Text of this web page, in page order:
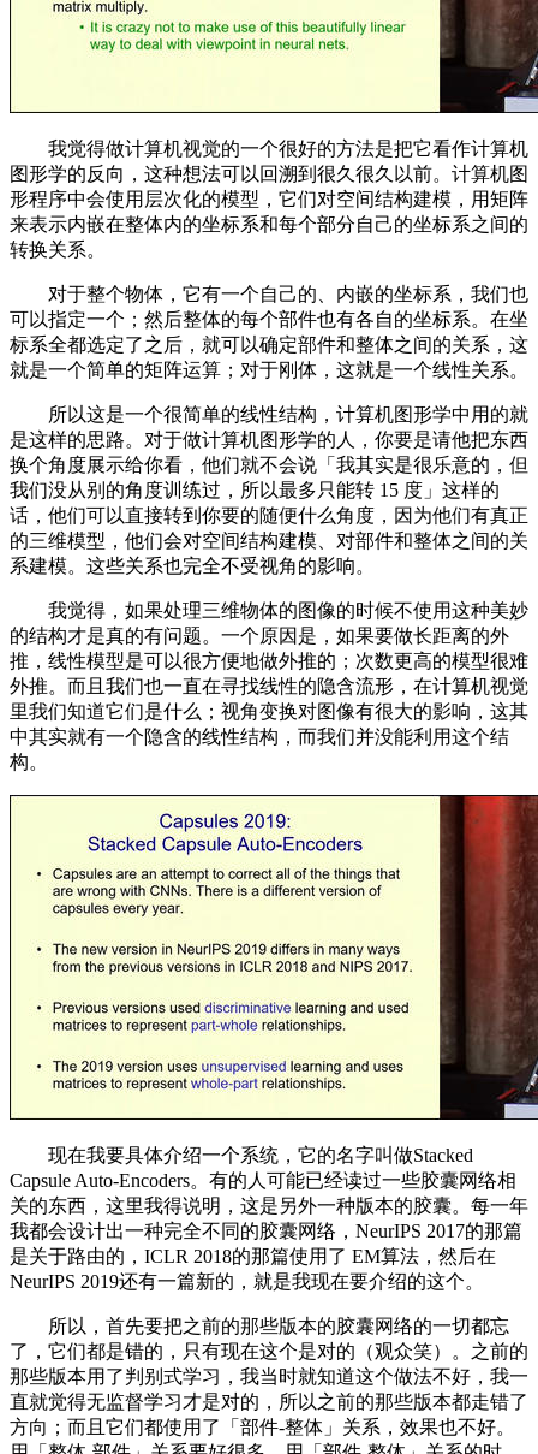
我觉得做计算机视觉的一个很好的方法是把它看作计算机
图形学的反向，这种想法可以回溯到很久很久以前。计算机图
形程序中会使用层次化的模型，它们对空间结构建模，用矩阵
来表示内嵌在整体内的坐标系和每个部分自己的坐标系之间的
转换关系。
对于整个物体，它有一个自己的、内嵌的坐标系，我们也
可以指定一个；然后整体的每个部件也有各自的坐标系。在坐
标系全都选定了之后，就可以确定部件和整体之间的关系，这
就是一个简单的矩阵运算；对于刚体，这就是一个线性关系。
所以这是一个很简单的线性结构，计算机图形学中用的就
是这样的思路。对于做计算机图形学的人，你要是请他把东西
换个角度展示给你看，他们就不会说「我其实是很乐意的，但
我们没从别的角度训练过，所以最多只能转 15 度」这样的
话，他们可以直接转到你要的随便什么角度，因为他们有真正
的三维模型，他们会对空间结构建模、对部件和整体之间的关
系建模。这些关系也完全不受视角的影响。
我觉得，如果处理三维物体的图像的时候不使用这种美妙
的结构才是真的有问题。一个原因是，如果要做长距离的外
推，线性模型是可以很方便地做外推的；次数更高的模型很难
外推。而且我们也一直在寻找线性的隐含流形，在计算机视觉
里我们知道它们是什么；视角变换对图像有很大的影响，这其
中其实就有一个隐含的线性结构，而我们并没能利用这个结
构。
现在我要具体介绍一个系统，它的名字叫做Stacked
Capsule Auto-Encoders。有的人可能已经读过一些胶囊网络相
关的东西，这里我得说明，这是另外一种版本的胶囊。每一年
我都会设计出一种完全不同的胶囊网络，NeurIPS 2017的那篇
是关于路由的，ICLR 2018的那篇使用了 EM算法，然后在
NeurIPS 2019还有一篇新的，就是我现在要介绍的这个。
所以，首先要把之前的那些版本的胶囊网络的一切都忘
了，它们都是错的，只有现在这个是对的（观众笑）。之前的
那些版本用了判别式学习，我当时就知道这个做法不好，我一
直就觉得无监督学习才是对的，所以之前的那些版本都走错了
方向；而且它们都使用了「部件-整体」关系，效果也不好。